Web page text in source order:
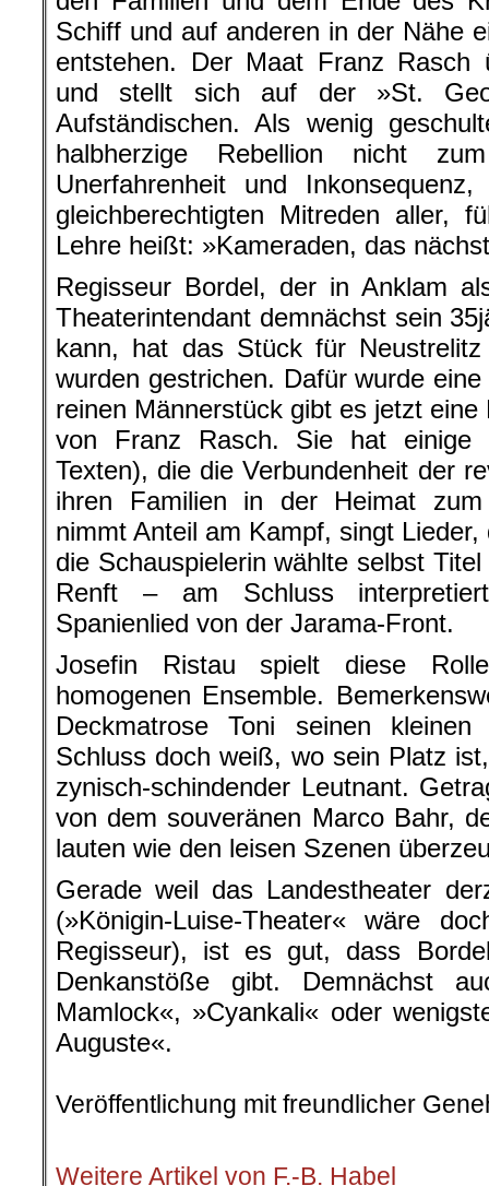
Schiff und auf anderen in der Nähe
entstehen. Der Maat Franz Rasch
und stellt sich auf der »St.
Aufständischen. Als wenig
halbherzige Rebellion nicht
Unerfahrenheit und
gleichberechtigten Mitreden aller,
Lehre heißt: »Kameraden, das
Regisseur Bordel, der in Anklam
Theaterintendant demnächst sein
kann, hat das Stück für
wurden gestrichen. Dafür wurde
reinen Männerstück gibt es jetzt
von Franz Rasch. Sie hat einige
Texten), die die Verbundenheit der
ihren Familien in der Heimat
nimmt Anteil am Kampf, singt
die Schauspielerin wählte selbst
Renft – am Schluss
Spanienlied von der Jarama-Front.
Josefin Ristau spielt diese
homogenen Ensemble.
Deckmatrose Toni seinen
Schluss doch weiß, wo sein Platz
zynisch-schindender Leutnant.
von dem souveränen Marco Bahr,
lauten wie den leisen Szenen
Gerade weil das Landestheater
(»Königin-Luise-Theater« wäre
Regisseur), ist es gut, dass
Denkanstöße gibt. Demnächst
Mamlock«, »Cyankali« oder
Auguste«.
Veröffentlichung mit freundlicher
Weitere Artikel von F.-B. Habel